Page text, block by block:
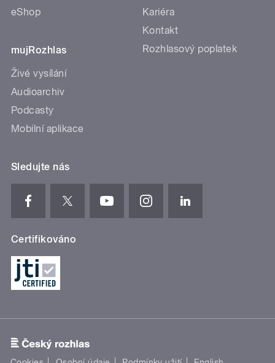
eShop
mujRozhlas
Živé vysílání
Audioarchiv
Podcasty
Mobilní aplikace
Kariéra
Kontakt
Rozhlasový poplatek
Sledujte nás
Certifikováno